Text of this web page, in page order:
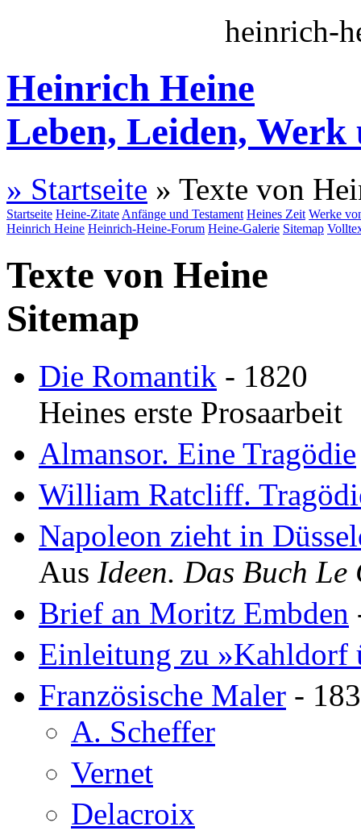
heinrich-
Heinrich Heine
Leben, Leiden,
» Startseite » Texte von
Startseite Heine-Zitate Anfänge und Testament Heines Zeit Werke
Heinrich Heine Heinrich-Heine-Forum Heine-Galerie Sitemap
Texte von Heine
Sitemap
Die Romantik - 1820
Heines erste Prosaarbeit
Almansor. Eine Tragödie
William Ratcliff.
Napoleon zieht in
Aus Ideen. Das Buch Le
Brief an Moritz Embden
Einleitung zu »Kahldorf
Französische Maler -
A. Scheffer
Vernet
Delacroix